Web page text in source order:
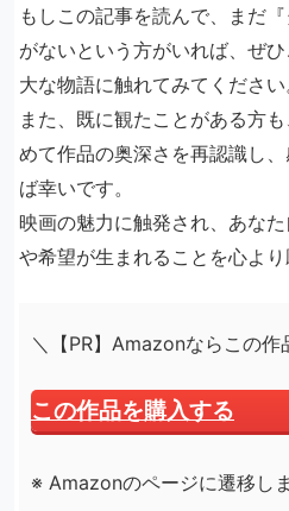
もしこの記事を読んで、まだ
がないという方がいれば、ぜ
大な物語に触れてみてください
また、既に観たことがある方
めて作品の奥深さを再認識し
ば幸いです。
映画の魅力に触発され、あな
や希望が生まれることを心より
＼【PR】Amazonならこの作
この作品を購入する
※ Amazonのページに遷移し